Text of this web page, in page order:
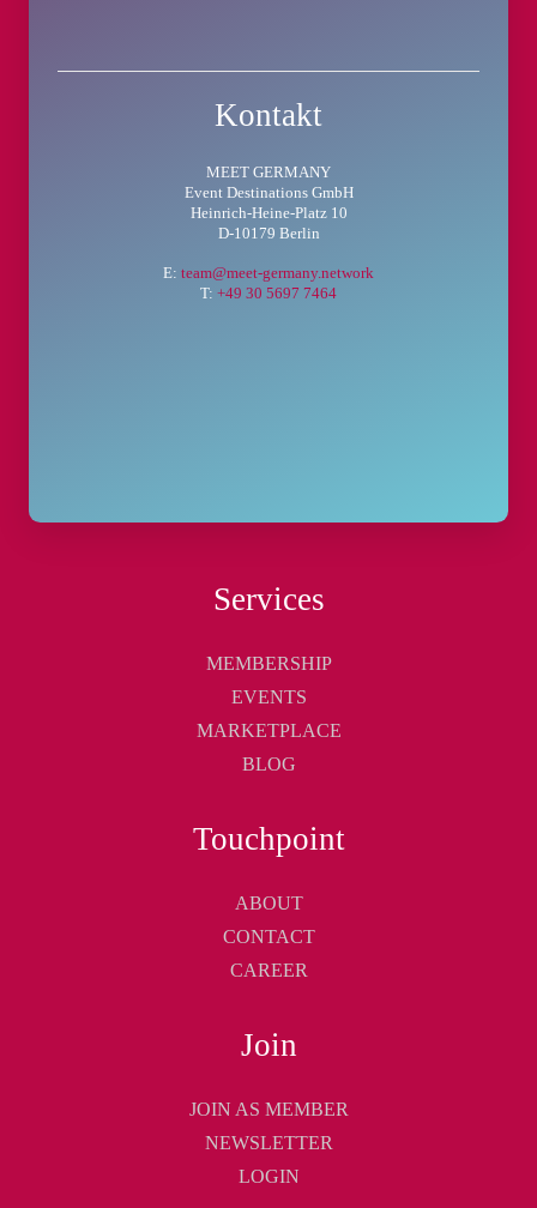
Kontakt
MEET GERMANY
Event Destinations GmbH
Heinrich-Heine-Platz 10
D-10179 Berlin
E: team@meet-germany.network
T: +49 30 5697 7464
Services
MEMBERSHIP
EVENTS
MARKETPLACE
BLOG
Touchpoint
ABOUT
CONTACT
CAREER
Join
JOIN AS MEMBER
NEWSLETTER
LOGIN